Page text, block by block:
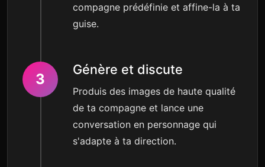
compagne prédéfinie et affine-la à ta
guise.
3
Génère et discute
Produis des images de haute qualité
de ta compagne et lance une
conversation en personnage qui
s'adapte à ta direction.